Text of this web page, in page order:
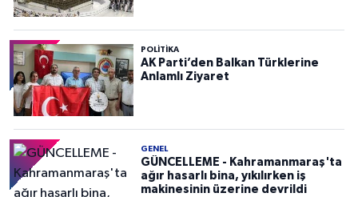
POLITIKA
AK Parti’den Balkan Türklerine
Anlamlı Ziyaret
GENEL
GÜNCELLEME - Kahramanmaraş'ta
ağır hasarlı bina, yıkılırken iş
makinesinin üzerine devrildi